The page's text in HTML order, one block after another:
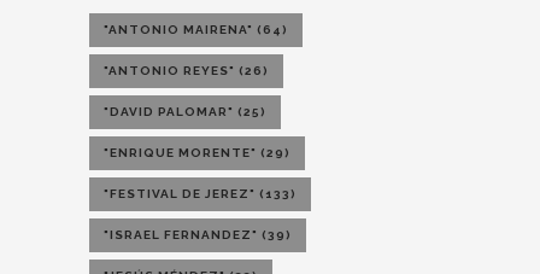
"ANTONIO MAIRENA" (64)
"ANTONIO REYES" (26)
"DAVID PALOMAR" (25)
"ENRIQUE MORENTE" (29)
"FESTIVAL DE JEREZ" (133)
"ISRAEL FERNANDEZ" (39)